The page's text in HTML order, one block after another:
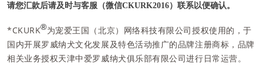
请您汇款后请及时与客服（微信CKURK2016） 联系以便确认。
*CKURK®为宠爱王国（北京）网络科技有限公司授权使用的，于
国内开展罗威纳犬文化发展及特色活动推广的品牌注册商标，品牌
相关业务授权天津中爱罗威纳犬俱乐部有限公司进行日常运营。